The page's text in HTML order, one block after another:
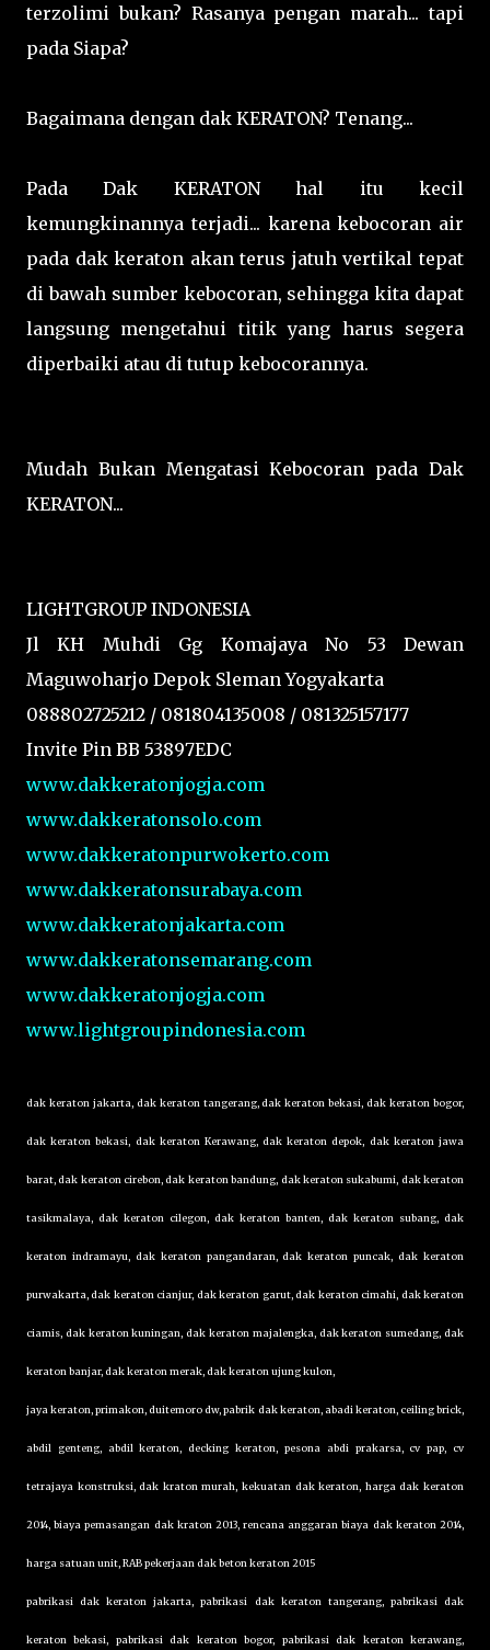
terzolimi bukan? Rasanya pengan marah... tapi
pada Siapa?
Bagaimana dengan dak KERATON? Tenang...
Pada Dak KERATON hal itu kecil
kemungkinannya terjadi... karena kebocoran air
pada dak keraton akan terus jatuh vertikal tepat
di bawah sumber kebocoran, sehingga kita dapat
langsung mengetahui titik yang harus segera
diperbaiki atau di tutup kebocorannya.
Mudah Bukan Mengatasi Kebocoran pada Dak
KERATON...
LIGHTGROUP INDONESIA
Jl KH Muhdi Gg Komajaya No 53 Dewan
Maguwoharjo Depok Sleman Yogyakarta
088802725212 / 081804135008 / 081325157177
Invite Pin BB 53897EDC
www.dakkeratonjogja.com
www.dakkeratonsolo.com
www.dakkeratonpurwokerto.com
www.dakkeratonsurabaya.com
www.dakkeratonjakarta.com
www.dakkeratonsemarang.com
www.dakkeratonjogja.com
www.lightgroupindonesia.com
dak keraton jakarta, dak keraton tangerang, dak keraton bekasi, dak keraton bogor,
dak keraton bekasi, dak keraton Kerawang, dak keraton depok, dak keraton jawa
barat, dak keraton cirebon, dak keraton bandung, dak keraton sukabumi, dak keraton
tasikmalaya, dak keraton cilegon, dak keraton banten, dak keraton subang, dak
keraton indramayu, dak keraton pangandaran, dak keraton puncak, dak keraton
purwakarta, dak keraton cianjur, dak keraton garut, dak keraton cimahi, dak keraton
ciamis, dak keraton kuningan, dak keraton majalengka, dak keraton sumedang, dak
keraton banjar, dak keraton merak, dak keraton ujung kulon,
jaya keraton, primakon, duitemoro dw, pabrik dak keraton, abadi keraton, ceiling brick,
abdil genteng, abdil keraton, decking keraton, pesona abdi prakarsa, cv pap, cv
tetrajaya konstruksi, dak kraton murah, kekuatan dak keraton, harga dak keraton
2014, biaya pemasangan dak kraton 2013, rencana anggaran biaya dak keraton 2014,
harga satuan unit, RAB pekerjaan dak beton keraton 2015
pabrikasi dak keraton jakarta, pabrikasi dak keraton tangerang, pabrikasi dak
keraton bekasi, pabrikasi dak keraton bogor, pabrikasi dak keraton kerawang,